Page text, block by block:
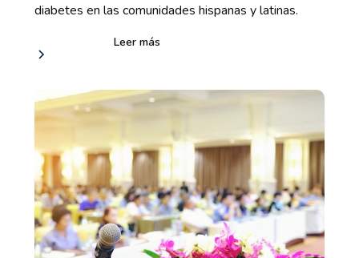
diabetes en las comunidades hispanas y latinas.
Leer más